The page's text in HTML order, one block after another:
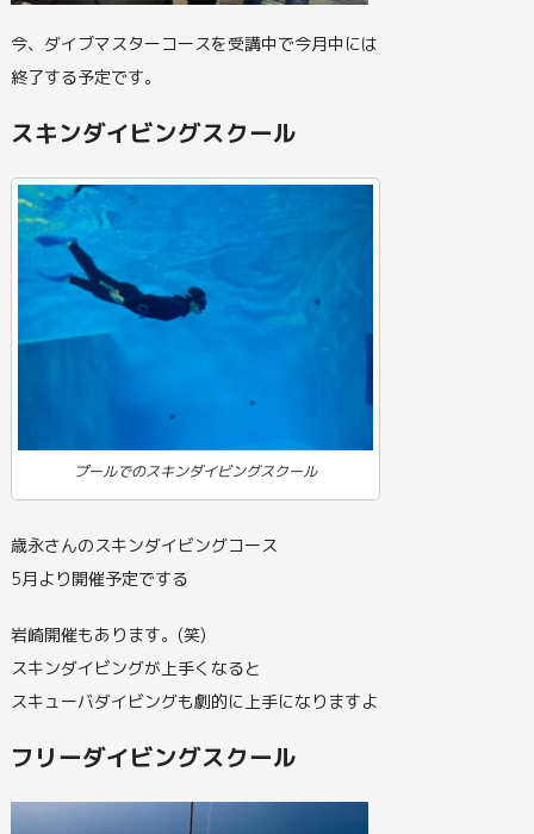
今、ダイブマスターコースを受講中で今月中には
終了する予定です。
スキンダイビングスクール
プールでのスキンダイビングスクール
歳永さんのスキンダイビングコース
5月より開催予定でする
岩崎開催もあります。(笑)
スキンダイビングが上手くなると
スキューバダイビングも劇的に上手になりますよ
フリーダイビングスクール